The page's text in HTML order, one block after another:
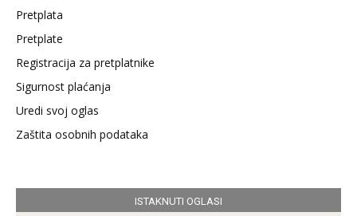
Pretplata
Pretplate
Registracija za pretplatnike
Sigurnost plaćanja
Uredi svoj oglas
Zaštita osobnih podataka
ISTAKNUTI OGLASI